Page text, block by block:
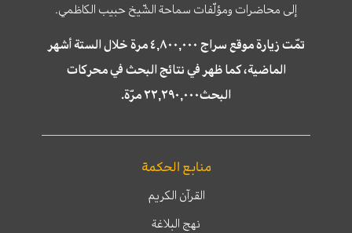
إلى محاضرات ومؤلّفات سماحة الشّيخ حبيب الكاظمي.
تمّت زيارة موقع سراج ٤,٨٠٠,٠٠٠ مرة خلال الستة أشهر
الماضية، كما ظهر في نتائج البحث في محركات
البحث٢٢,٢٩٠,٠٠٠ مرّة.
منابع الحكمة
القرآن الكريم
نهج البلاغة